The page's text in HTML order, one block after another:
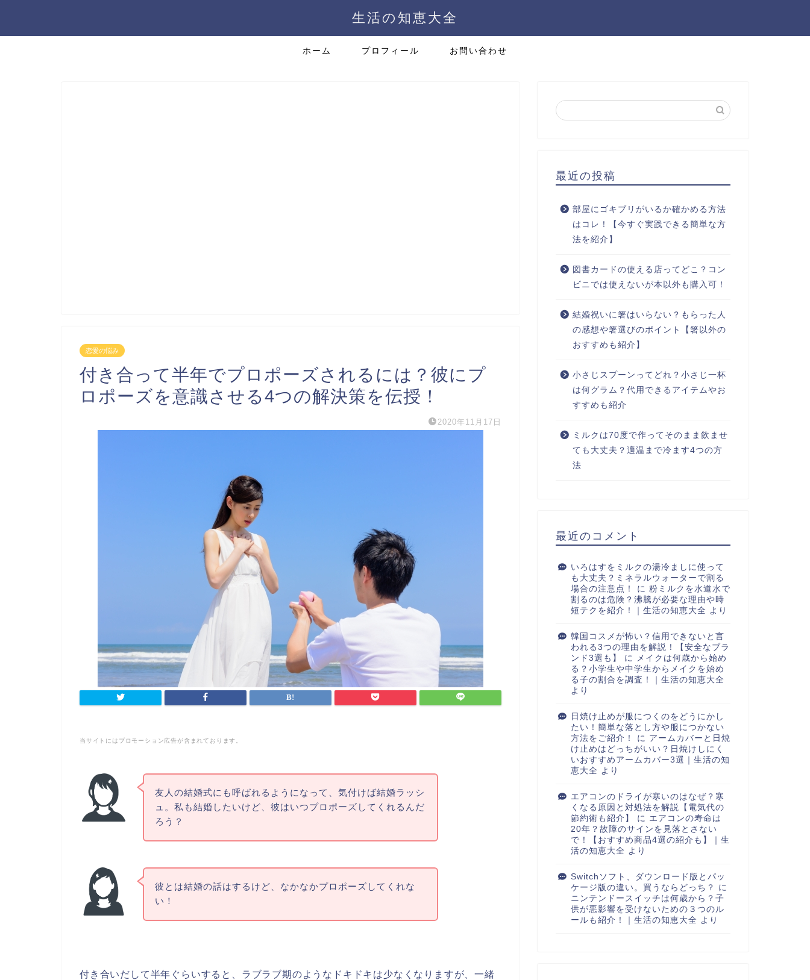
生活の知恵大全
ホーム プロフィール お問い合わせ
恋愛の悩み
付き合って半年でプロポーズされるには？彼にプ
ロポーズを意識させる4つの解決策を伝授！
2020年11月17日
当サイトにはプロモーション広告が含まれております。
友人の結婚式にも呼ばれるようになって、気付けば結婚ラッシ
ュ。私も結婚したいけど、彼はいつプロポーズしてくれるんだ
ろう？
彼とは結婚の話はするけど、なかなかプロポーズしてくれな
い！
付き合いだして半年ぐらいすると、ラブラブ期のようなドキドキは少なくなりますが、一緒
最近の投稿
部屋にゴキブリがいるか確かめる方法
はコレ！【今すぐ実践できる簡単な方
法を紹介】
図書カードの使える店ってどこ？コン
ビニでは使えないが本以外も購入可！
結婚祝いに箸はいらない？もらった人
の感想や箸選びのポイント【箸以外の
おすすめも紹介】
小さじスプーンってどれ？小さじ一杯
は何グラム？代用できるアイテムやお
すすめも紹介
ミルクは70度で作ってそのまま飲ませ
ても大丈夫？適温まで冷ます4つの方
法
最近のコメント
いろはすをミルクの湯冷ましに使って
も大丈夫？ミネラルウォーターで割る
場合の注意点！
に 粉ミルクを水道水で
割るのは危険？沸騰が必要な理由や時
短テクを紹介！｜生活の知恵大全 より
韓国コスメが怖い？信用できないと言
われる3つの理由を解説！【安全なブラ
ンド3選も】
に メイクは何歳から始め
る？小学生や中学生からメイクを始め
る子の割合を調査！｜生活の知恵大全
より
日焼け止めが服につくのをどうにかし
たい！簡単な落とし方や服につかない
方法をご紹介！
に アームカバーと日焼
け止めはどっちがいい？日焼けしにく
いおすすめアームカバー3選｜生活の知
恵大全 より
エアコンのドライが寒いのはなぜ？寒
くなる原因と対処法を解説【電気代の
節約術も紹介】
に エアコンの寿命は
20年？故障のサインを見落とさない
で！【おすすめ商品4選の紹介も】｜生
活の知恵大全 より
Switchソフト、ダウンロード版とパッ
ケージ版の違い。買うならどっち？
に
ニンテンドースイッチは何歳から？子
供が悪影響を受けないための３つのル
ールも紹介！｜生活の知恵大全 より